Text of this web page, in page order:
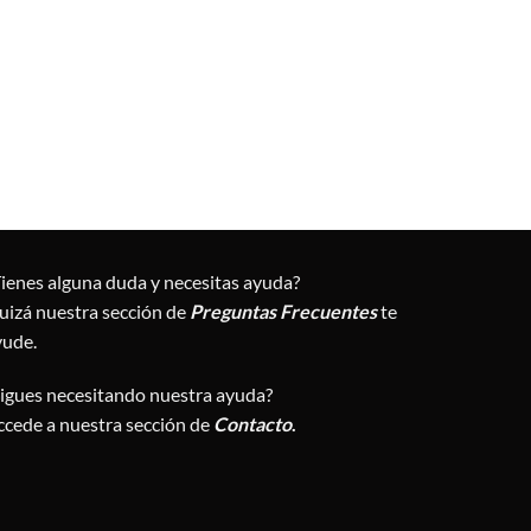
alguna duda y necesitas ayuda?
nuestra sección de Preguntas Frecuenteste
necesitando nuestra ayuda?
a nuestra sección de Contacto.